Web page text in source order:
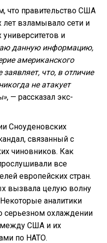
что правительство США
лет взламывало сети и
и
данную информацию,
американского
заявляет, что, в отличие
не атакует
, — рассказал экс-
Сноуденовских
связанный с
чиновников. Как
все
европейских стран.
вызвала целую волну
аналитики
серьезном охлаждении
США и их
по НАТО.